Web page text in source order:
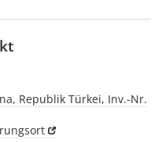
Republik Türkei, Inv.-Nr.